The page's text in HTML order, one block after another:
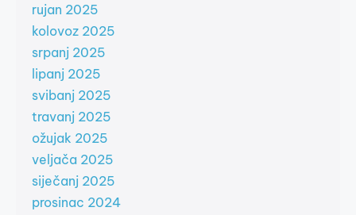
rujan 2025
kolovoz 2025
srpanj 2025
lipanj 2025
svibanj 2025
travanj 2025
ožujak 2025
veljača 2025
siječanj 2025
prosinac 2024